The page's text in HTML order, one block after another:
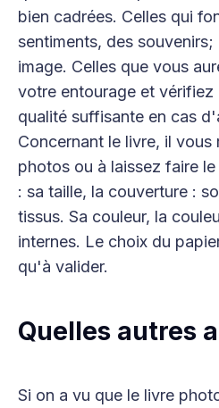
bien cadrées. Celles qui
sentiments, des
image. Celles que vous
votre entourage et vérifiez
qualité suffisante en cas
Concernant le livre, il vous
photos ou à laissez faire
: sa taille, la couverture :
tissus. Sa couleur, la
internes. Le choix du
qu'à valider.
Quelles autres
Si on a vu que le livre